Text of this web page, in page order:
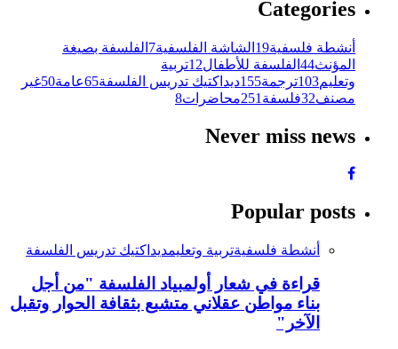
Categories
أنشطة فلسفية19 الشاشة الفلسفية7 الفلسفة بصيغة
المؤنث44 الفلسفة للأطفال12تربية
وتعليم103ترجمة155ديداكتيك تدريس الفلسفة65عامة50غير
مصنف32فلسفة 251محاضرات8
Never miss news
Popular posts
أنشطة فلسفيةتربية وتعليمديداكتيك تدريس الفلسفة
قراءة في شعار أولمبياد الفلسفة "من أجل
بناء مواطن عقلاني متشبع بثقافة الحوار وتقبل
الآخر"